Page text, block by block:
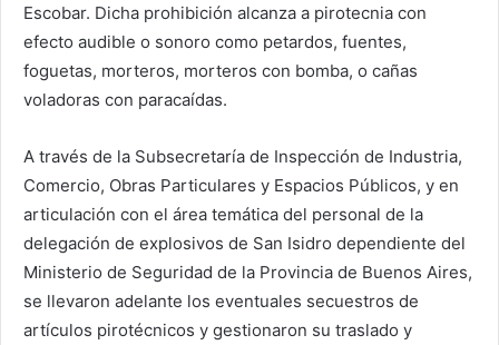
Escobar. Dicha prohibición alcanza a pirotecnia con
efecto audible o sonoro como petardos, fuentes,
foguetas, morteros, morteros con bomba, o cañas
voladoras con paracaídas.
A través de la Subsecretaría de Inspección de Industria,
Comercio, Obras Particulares y Espacios Públicos, y en
articulación con el área temática del personal de la
delegación de explosivos de San Isidro dependiente del
Ministerio de Seguridad de la Provincia de Buenos Aires,
se llevaron adelante los eventuales secuestros de
artículos pirotécnicos y gestionaron su traslado y